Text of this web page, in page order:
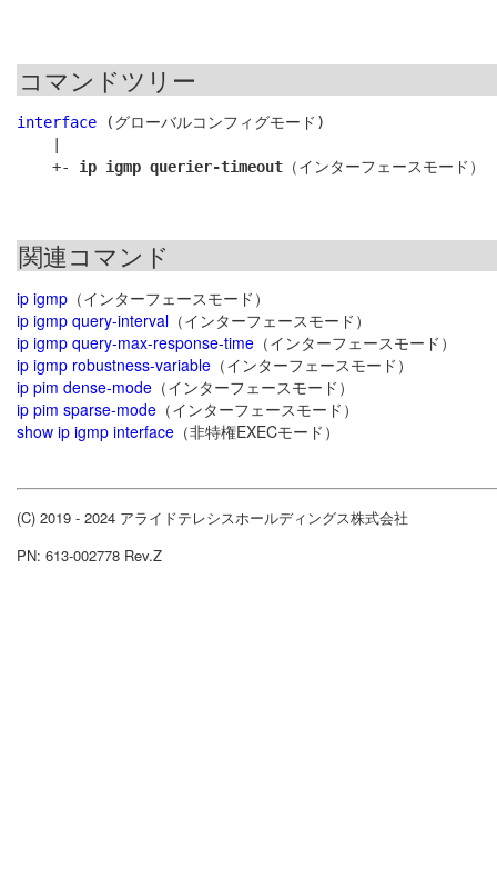
コマンドツリー
interface (グローバルコンフィグモード)
    +-
ip igmp querier-timeout
関連コマンド
ip igmp （インターフェースモード）
ip igmp query-interval （インターフェースモード）
ip igmp query-max-response-time （インターフェースモード）
ip igmp robustness-variable （インターフェースモード）
ip pim dense-mode （インターフェースモード）
ip pim sparse-mode （インターフェースモード）
show ip igmp interface （非特権EXECモード）
(C) 2019 - 2024 アライドテレシスホールディングス株式会社
PN: 613-002778 Rev.Z